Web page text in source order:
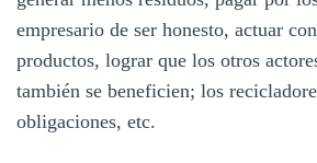
empresario de ser honesto, actuar
productos, lograr que los otros
también se beneficien; los
obligaciones, etc.